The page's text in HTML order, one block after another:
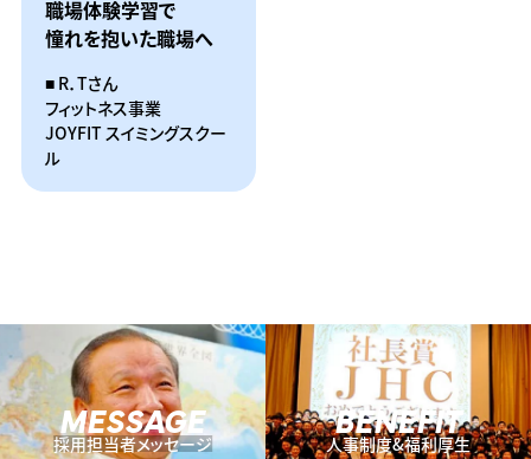
職場体験学習で
憧れを抱いた職場へ
R．Tさん
フィットネス事業
JOYFIT スイミングスクー
ル
MESSAGE
採用担当者メッセージ
BENEFIT
人事制度&福利厚生